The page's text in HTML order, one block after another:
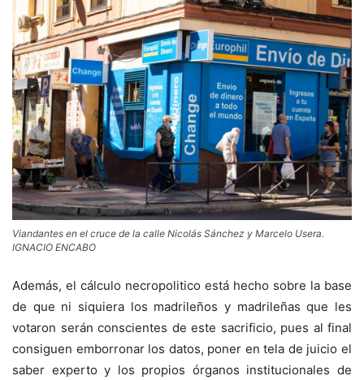
Viandantes en el cruce de la calle Nicolás Sánchez y Marcelo Usera.
IGNACIO ENCABO
Además, el cálculo necropolitico está hecho sobre la base
de que ni siquiera los madrileños y madrileñas que les
votaron serán conscientes de este sacrificio, pues al final
consiguen emborronar los datos, poner en tela de juicio el
saber experto y los propios órganos institucionales de